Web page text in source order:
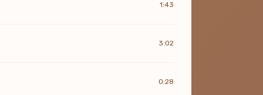
1:43
3:02
0:28